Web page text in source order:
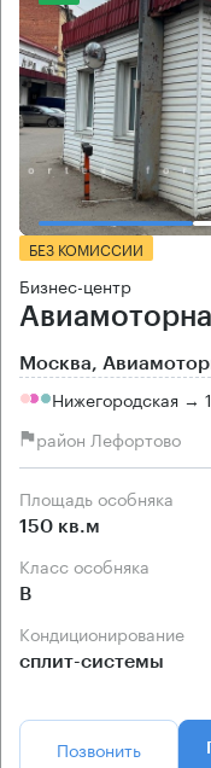
БЕЗ КОМИССИИ
Бизнес-центр
Москва,
Нижегородская →
район Лефортово
Площадь особняка
150 кв.м
Класс особняка
B
Кондиционирование
сплит-системы
Позвонить